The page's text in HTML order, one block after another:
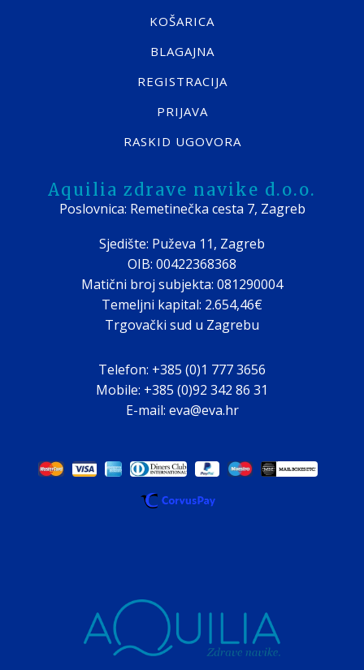
KOŠARICA
BLAGAJNA
REGISTRACIJA
PRIJAVA
RASKID UGOVORA
Aquilia zdrave navike d.o.o.
Poslovnica: Remetinečka cesta 7, Zagreb
Sjedište: Puževa 11, Zagreb
OIB: 00422368368
Matični broj subjekta: 081290004
Temeljni kapital: 2.654,46€
Trgovački sud u Zagrebu
Telefon: +385 (0)1 777 3656
Mobile: +385 (0)92 342 86 31
E-mail: eva@eva.hr